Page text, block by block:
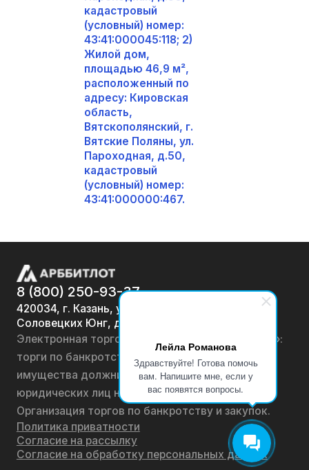
Лейла Романова
Здравствуйте! Готова помочь
вам. Напишите мне, если у
вас появятся вопросы.
кадастровый
(условный) номер:
43:41:000045:118; 2)
Жилой дом,
площадью 46,9 м²,
расположенный по
адресу: Кировская
область,
Вятскополянский, г.
Вятские Поляны, ул.
Пароходная, д.50,
кадастровый
(условный) номер:
43:41:000000:467.
8 (800) 250-93-37
420034, г. Казань, ул.
Соловецких Юнг, д. 7
Электронная торговая площадка «АРББИТЛОТ»:
торги по банкротству, лоты по продаже
имущества должников физических лиц и
юридических лиц на онлайн-аукционах.
Организация торгов по банкротству и закупок.
Политика приватности
Согласие на рассылку
Согласие на обработку персональных данных